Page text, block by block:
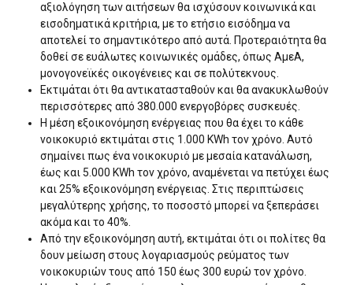
αξιολόγηση των αιτήσεων θα ισχύσουν κοινωνικά και
εισοδηματικά κριτήρια, με το ετήσιο εισόδημα να
αποτελεί το σημαντικότερο από αυτά. Προτεραιότητα θα
δοθεί σε ευάλωτες κοινωνικές ομάδες, όπως ΑμεΑ,
μονογονεϊκές οικογένειες και σε πολύτεκνους.
Εκτιμάται ότι θα αντικατασταθούν και θα ανακυκλωθούν
περισσότερες από 380.000 ενεργοβόρες συσκευές.
Η μέση εξοικονόμηση ενέργειας που θα έχει το κάθε
νοικοκυριό εκτιμάται στις 1.000 KWh τον χρόνο. Αυτό
σημαίνει πως ένα νοικοκυριό με μεσαία κατανάλωση,
έως και 5.000 KWh τον χρόνο, αναμένεται να πετύχει έως
και 25% εξοικονόμηση ενέργειας. Στις περιπτώσεις
μεγαλύτερης χρήσης, το ποσοστό μπορεί να ξεπεράσει
ακόμα και το 40%.
Από την εξοικονόμηση αυτή, εκτιμάται ότι οι πολίτες θα
δουν μείωση στους λογαριασμούς ρεύματος των
νοικοκυριών τους από 150 έως 300 ευρώ τον χρόνο.